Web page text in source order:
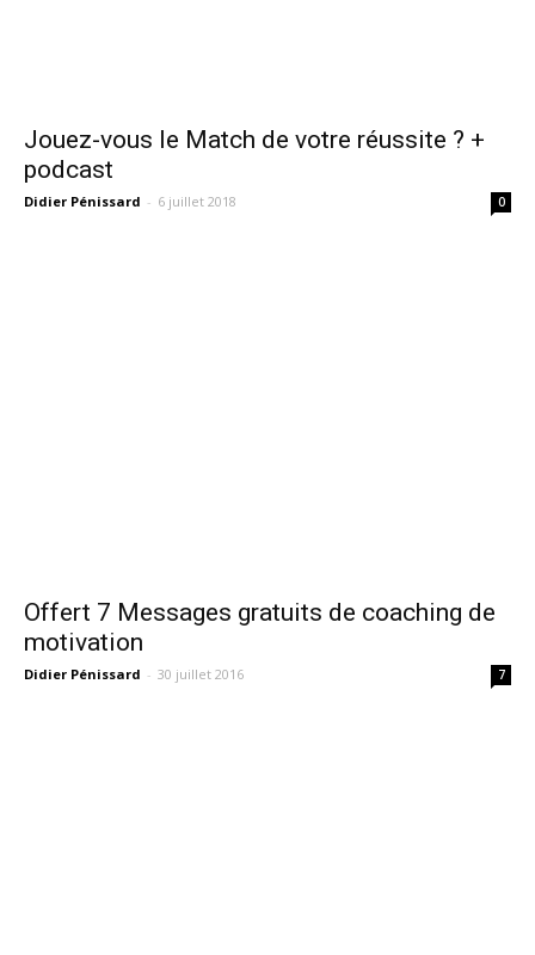
Jouez-vous le Match de votre réussite ? +
podcast
Didier Pénissard - 6 juillet 2018 0
Offert 7 Messages gratuits de coaching de
motivation
Didier Pénissard - 30 juillet 2016 7